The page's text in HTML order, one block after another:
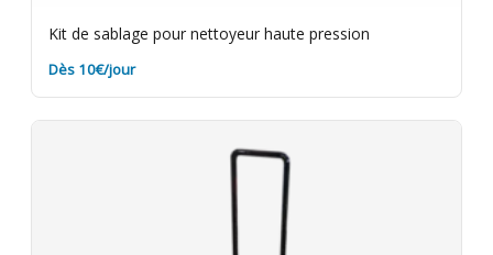
Kit de sablage pour nettoyeur haute pression
Dès 10€/jour